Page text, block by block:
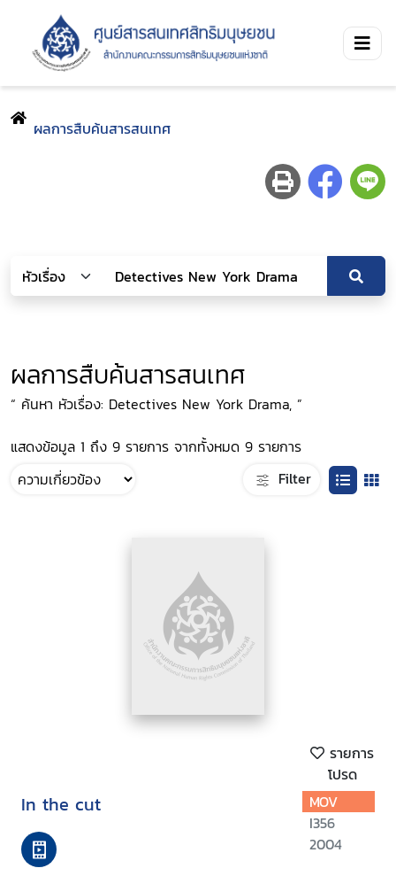
ผลการสืบค้นสารสนเทศ
ผลการสืบค้นสารสนเทศ
“ ค้นหา หัวเรื่อง: Detectives New York Drama, ”
แสดงข้อมูล 1 ถึง 9 รายการ จากทั้งหมด 9 รายการ
Filter
รายการ
โปรด
In the cut
MOV
I356
2004